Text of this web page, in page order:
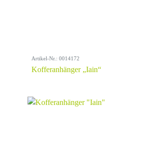
Artikel-Nr.: 0014172
Kofferanhänger „Iain“